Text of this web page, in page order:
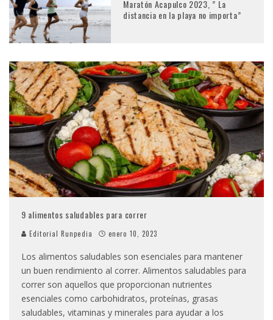
Maratón Acapulco 2023, ” La
distancia en la playa no importa”
9 alimentos saludables para correr
Editorial Runpedia enero 10, 2023
Los alimentos saludables son esenciales para mantener
un buen rendimiento al correr. Alimentos saludables para
correr son aquellos que proporcionan nutrientes
esenciales como carbohidratos, proteínas, grasas
saludables, vitaminas y minerales para ayudar a los